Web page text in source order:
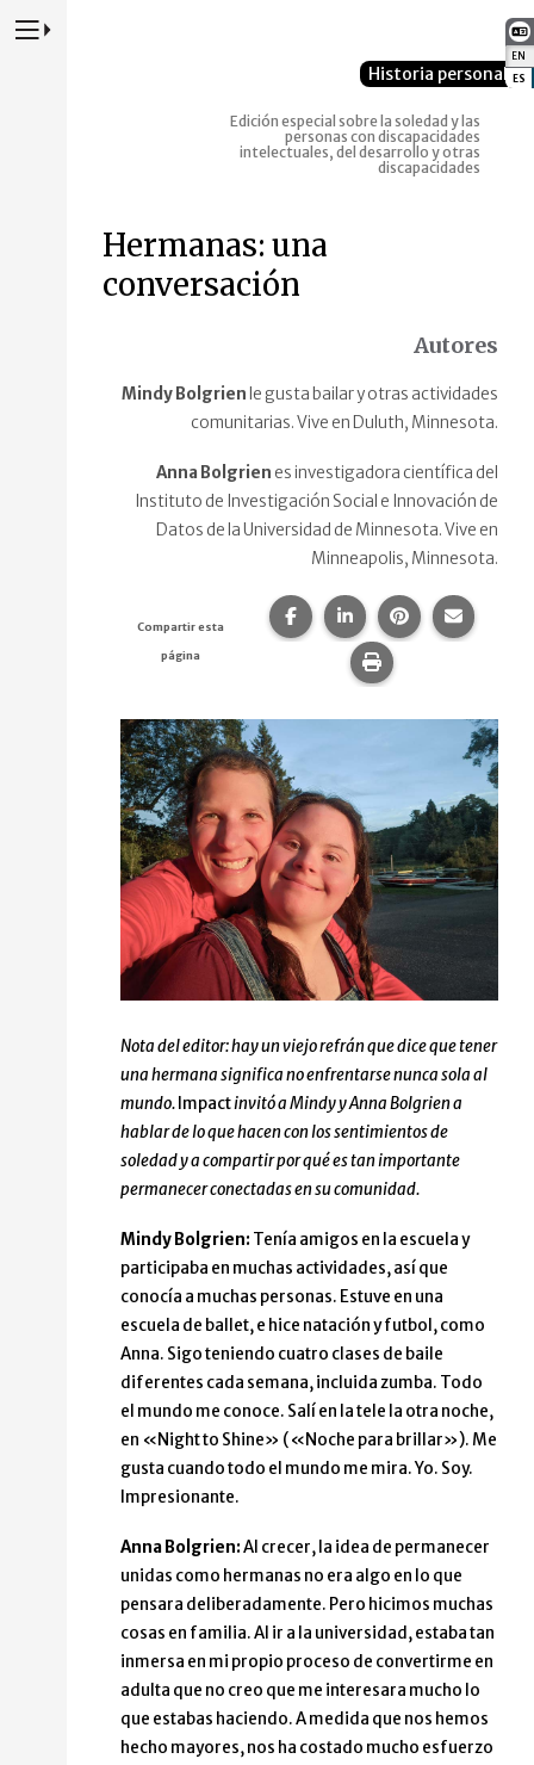
EN
ES
Presione para alternar la navegación principal del sitio web
Historia personal
Edición especial sobre la soledad y las
personas con discapacidades
intelectuales, del desarrollo y otras
discapacidades
Hermanas: una
conversación
Autores
Mindy Bolgrien le gusta bailar y otras actividades
comunitarias. Vive en Duluth, Minnesota.
Anna Bolgrien es investigadora científica del
Instituto de Investigación Social e Innovación de
Datos de la Universidad de Minnesota. Vive en
Minneapolis, Minnesota.
Compartir esta
página
Compartir esta página en
Compartir esta
Compartir
Imprime esta
Nota del editor: hay un viejo refrán que dice que tener
una hermana significa no enfrentarse nunca sola al
mundo. Impactinvitó a Mindy y Anna Bolgrien a
hablar de lo que hacen con los sentimientos de
soledad y a compartir por qué es tan importante
permanecer conectadas en su comunidad.
Mindy Bolgrien: Tenía amigos en la escuela y
participaba en muchas actividades, así que
conocía a muchas personas. Estuve en una
escuela de ballet, e hice natación y futbol, como
Anna. Sigo teniendo cuatro clases de baile
diferentes cada semana, incluida zumba. Todo
el mundo me conoce. Salí en la tele la otra noche,
en «Night to Shine» («Noche para brillar»). Me
gusta cuando todo el mundo me mira. Yo. Soy.
Impresionante.
Anna Bolgrien:Al crecer, la idea de permanecer
unidas como hermanas no era algo en lo que
pensara deliberadamente. Pero hicimos muchas
cosas en familia. Al ir a la universidad, estaba tan
inmersa en mi propio proceso de convertirme en
adulta que no creo que me interesara mucho lo
que estabas haciendo. A medida que nos hemos
hecho mayores, nos ha costado mucho esfuerzo